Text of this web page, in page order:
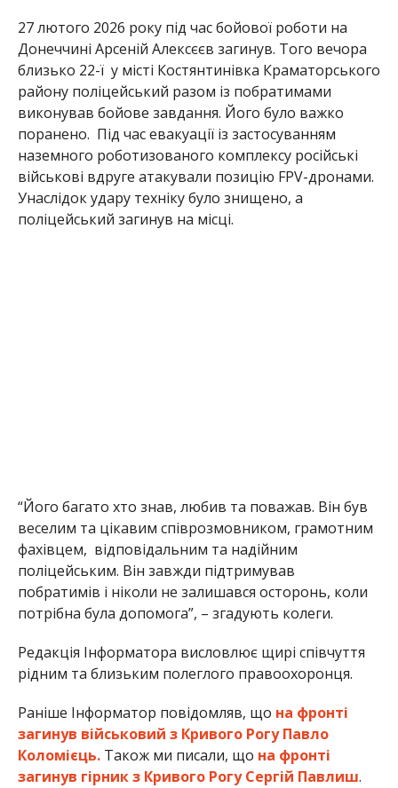
27 лютого 2026 року під час бойової роботи на
Донеччині Арсеній Алексєєв загинув. Того вечора
близько 22-ї у місті Костянтинівка Краматорського
району поліцейський разом із побратимами
виконував бойове завдання. Його було важко
поранено. Під час евакуації із застосуванням
наземного роботизованого комплексу російські
військові вдруге атакували позицію FPV-дронами.
Унаслідок удару техніку було знищено, а
поліцейський загинув на місці.
“Його багато хто знав, любив та поважав. Він був
веселим та цікавим співрозмовником, грамотним
фахівцем, відповідальним та надійним
поліцейським. Він завжди підтримував
побратимів і ніколи не залишався осторонь, коли
потрібна була допомога”, – згадують колеги.
Редакція Інформатора висловлює щирі співчуття
рідним та близьким полеглого правоохоронця.
Раніше Інформатор повідомляв, що на фронті
загинув військовий з Кривого Рогу Павло
Коломієць.Також ми писали, що на фронті
загинув гірник з Кривого Рогу Сергій Павлиш.